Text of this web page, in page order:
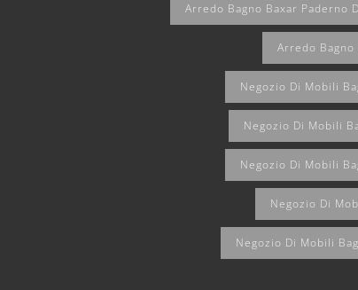
Arredo Bagno Baxar Paderno
Arredo Bagno
Negozio Di Mobili
Negozio Di Mobili
Negozio Di Mobili
Negozio Di
Negozio Di Mobili